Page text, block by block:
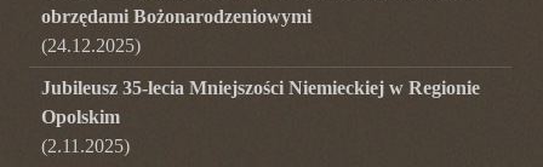
obrzędami Bożonarodzeniowymi
(24.12.2025)
Jubileusz 35-lecia Mniejszości Niemieckiej w Regionie
Opolskim
(2.11.2025)